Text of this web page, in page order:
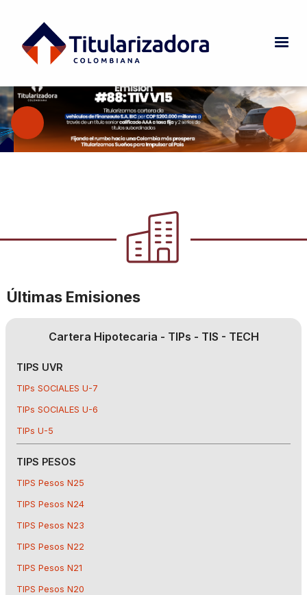
Últimas Emisiones
Cartera Hipotecaria - TIPs - TIS - TECH
TIPS UVR
TIPs SOCIALES U-7
TIPs SOCIALES U-6
TIPs U-5
TIPS PESOS
TIPS Pesos N25
TIPS Pesos N24
TIPS Pesos N23
TIPS Pesos N22
TIPS Pesos N21
TIPS Pesos N20